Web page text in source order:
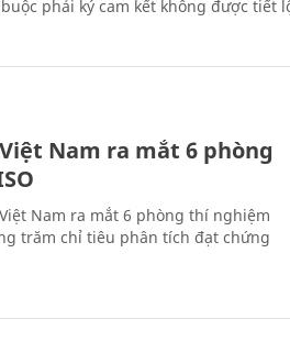
phải ký cam kết không được tiết
Nam ra mắt 6 phòng
Nam ra mắt 6 phòng thí nghiệm
trăm chỉ tiêu phân tích đạt chứng